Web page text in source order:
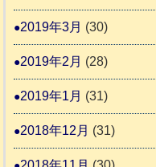
2019年3月 (30)
2019年2月 (28)
2019年1月 (31)
2018年12月 (31)